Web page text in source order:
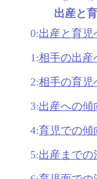
出産と
0:出産と育児
1:相手の出産
2:相手の育児
3:出産への傾
4:育児での傾
5:出産までの